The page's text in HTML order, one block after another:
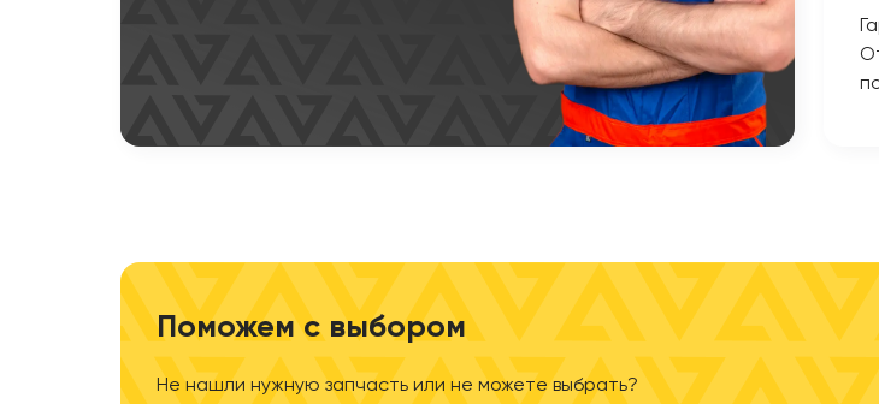
Поможем с выбором
Не нашли нужную запчасть или не можете выбрать?